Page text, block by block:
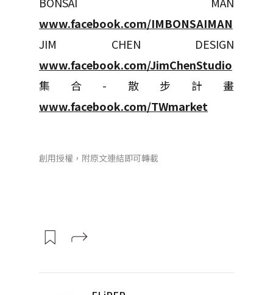
www.facebook.com/IMBONSAIMAN
JIM CHEN DESIGN
www.facebook.com/JimChenStudio
集合-散步計畫
www.facebook.com/TWmarket
創用授權，附原文連結即可轉載